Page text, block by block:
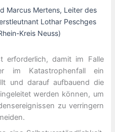
Marcus Mertens, Leiter des
Lothar Peschges
Kreis Neuss)
erforderlich, damit im Falle
im Katastrophenfall ein
und darauf aufbauend die
werden können, um
zu verringern